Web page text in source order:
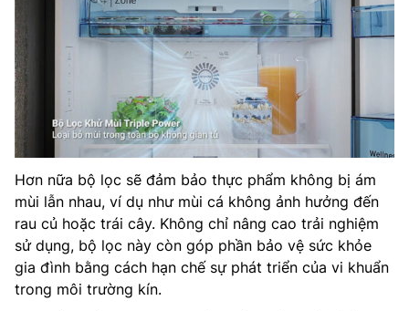
Hơn nữa bộ lọc sẽ đảm bảo thực phẩm không bị ám
mùi lẫn nhau, ví dụ như mùi cá không ảnh hưởng đến
rau củ hoặc trái cây. Không chỉ nâng cao trải nghiệm
sử dụng, bộ lọc này còn góp phần bảo vệ sức khỏe
gia đình bằng cách hạn chế sự phát triển của vi khuẩn
trong môi trường kín.